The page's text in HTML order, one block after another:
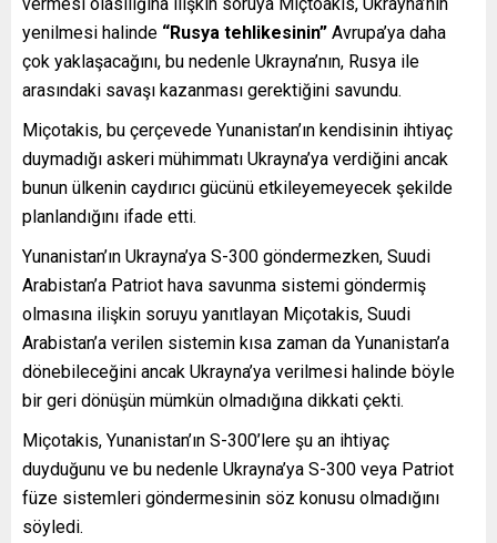
yenilmesi halinde “Rusya tehlikesinin” Avrupa’ya daha
çok yaklaşacağını, bu nedenle Ukrayna’nın, Rusya ile
arasındaki savaşı kazanması gerektiğini savundu.
Miçotakis, bu çerçevede Yunanistan’ın kendisinin ihtiyaç
duymadığı askeri mühimmatı Ukrayna’ya verdiğini ancak
bunun ülkenin caydırıcı gücünü etkileyemeyecek şekilde
planlandığını ifade etti.
Yunanistan’ın Ukrayna’ya S-300 göndermezken, Suudi
Arabistan’a Patriot hava savunma sistemi göndermiş
olmasına ilişkin soruyu yanıtlayan Miçotakis, Suudi
Arabistan’a verilen sistemin kısa zaman da Yunanistan’a
dönebileceğini ancak Ukrayna’ya verilmesi halinde böyle
bir geri dönüşün mümkün olmadığına dikkati çekti.
Miçotakis, Yunanistan’ın S-300’lere şu an ihtiyaç
duyduğunu ve bu nedenle Ukrayna’ya S-300 veya Patriot
füze sistemleri göndermesinin söz konusu olmadığını
söyledi.